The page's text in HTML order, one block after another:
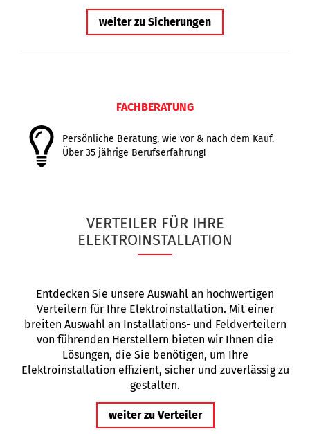
weiter zu Sicherungen
FACHBERATUNG
Persönliche Beratung, wie vor & nach dem Kauf.
Über 35 jährige Berufserfahrung!
VERTEILER FÜR IHRE
ELEKTROINSTALLATION
Entdecken Sie unsere Auswahl an hochwertigen
Verteilern für Ihre Elektroinstallation. Mit einer
breiten Auswahl an Installations- und Feldverteilern
von führenden Herstellern bieten wir Ihnen die
Lösungen, die Sie benötigen, um Ihre
Elektroinstallation effizient, sicher und zuverlässig zu
gestalten.
weiter zu Verteiler